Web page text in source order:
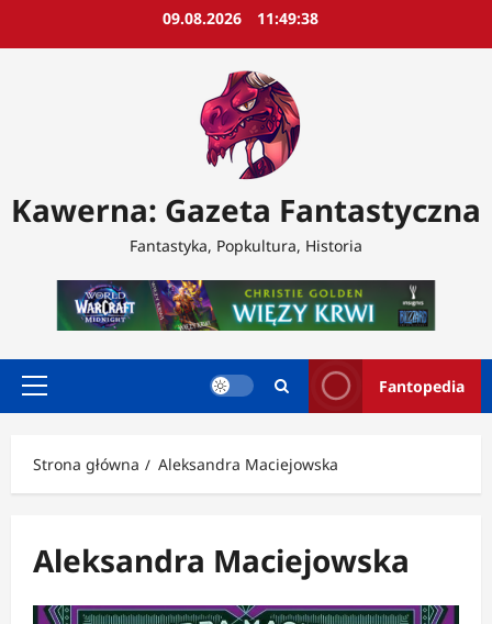
09.08.2026 11:49:39
Kawerna: Gazeta Fantastyczna
Fantastyka, Popkultura, Historia
Menu
Fantopedia
Strona główna Aleksandra Maciejowska
Aleksandra Maciejowska